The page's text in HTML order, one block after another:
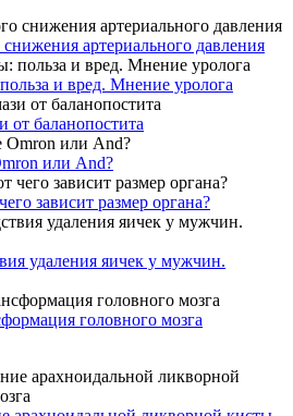
артериального давления
и вред. Мнение уролога
баланопостита
или And?
зависит размер органа?
удаления яичек у мужчин.
головного мозга